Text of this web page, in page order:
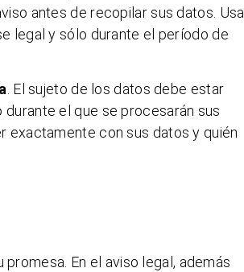
antes de recopilar sus datos. Usa
legal y sólo durante el período de
. El sujeto de los datos debe estar
el que se procesarán sus
exactamente con sus datos y quién
En el aviso legal, además